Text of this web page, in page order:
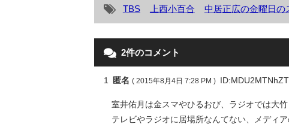
TBS 上西小百合 中居正広の金曜日の
2件のコメント
1 匿名 ( 2015年8月4日 7:28 PM ) ID:MDU2MTNhZT
室井佑月は金スマやひるおび、ラジオでは大
テレビやラジオに居場所なんてない、メディ